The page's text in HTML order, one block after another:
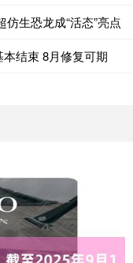
生恐龙成“活态”亮点
结束 8月修复可期